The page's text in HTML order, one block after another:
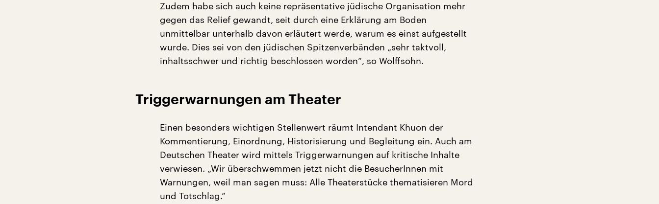
Zudem habe sich auch keine repräsentative jüdische Organisation mehr
gegen das Relief gewandt, seit durch eine Erklärung am Boden
unmittelbar unterhalb davon erläutert werde, warum es einst aufgestellt
wurde. Dies sei von den jüdischen Spitzenverbänden „sehr taktvoll,
inhaltsschwer und richtig beschlossen worden“, so Wolffsohn.
Triggerwarnungen am Theater
Einen besonders wichtigen Stellenwert räumt Intendant Khuon der
Kommentierung, Einordnung, Historisierung und Begleitung ein. Auch am
Deutschen Theater wird mittels Triggerwarnungen auf kritische Inhalte
verwiesen. „Wir überschwemmen jetzt nicht die BesucherInnen mit
Warnungen, weil man sagen muss: Alle Theaterstücke thematisieren Mord
und Totschlag.“